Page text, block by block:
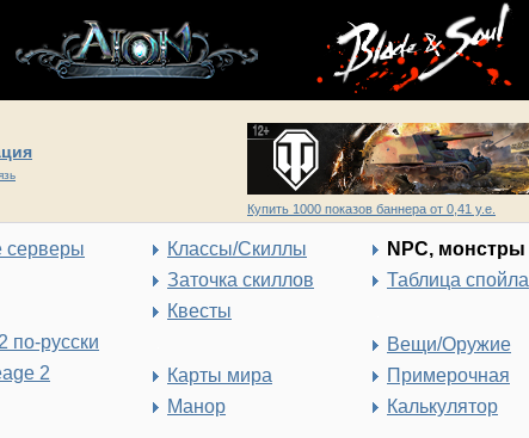
Купить 1000 показов баннера от 0,41 у.е.
серверы
по-русски
2
Классы/Скиллы
Заточка скиллов
Квесты
Карты мира
Манор
NPC, монстры
Таблица спойла
Вещи/Оружие
Примерочная
Калькулятор